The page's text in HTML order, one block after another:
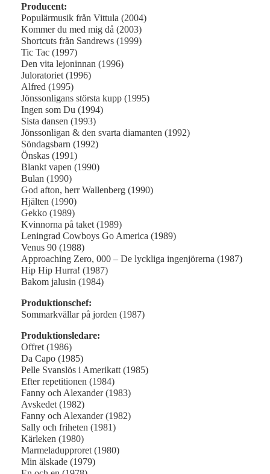
Producent:
Populärmusik från Vittula (2004)
Kommer du med mig då (2003)
Shortcuts från Sandrews (1999)
Tic Tac (1997)
Den vita lejoninnan (1996)
Juloratoriet (1996)
Alfred (1995)
Jönssonligans största kupp (1995)
Ingen som Du (1994)
Sista dansen (1993)
Jönssonligan & den svarta diamanten (1992)
Söndagsbarn (1992)
Önskas (1991)
Blankt vapen (1990)
Bulan (1990)
God afton, herr Wallenberg (1990)
Hjälten (1990)
Gekko (1989)
Kvinnorna på taket (1989)
Leningrad Cowboys Go America (1989)
Venus 90 (1988)
Approaching Zero, 000 – De lyckliga ingenjörerna (1987)
Hip Hip Hurra! (1987)
Bakom jalusin (1984)
Produktionschef:
Sommarkvällar på jorden (1987)
Produktionsledare:
Offret (1986)
Da Capo (1985)
Pelle Svanslös i Amerikatt (1985)
Efter repetitionen (1984)
Fanny och Alexander (1983)
Avskedet (1982)
Fanny och Alexander (1982)
Sally och friheten (1981)
Kärleken (1980)
Marmeladupproret (1980)
Min älskade (1979)